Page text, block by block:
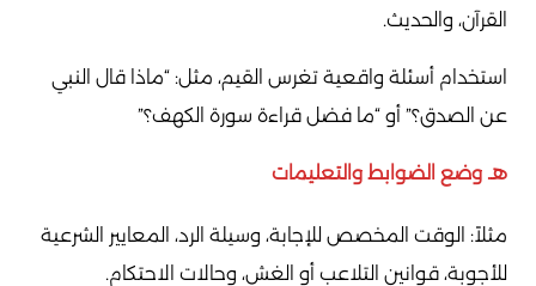
القرآن، والحديث.
استخدام أسئلة واقعية تغرس القيم، مثل: “ماذا قال النبي
عن الصدق؟” أو “ما فضل قراءة سورة الكهف؟”
هـ. وضع الضوابط والتعليمات
مثلاً: الوقت المخصص للإجابة، وسيلة الرد، المعايير الشرعية
للأجوبة، قوانين التلاعب أو الغش، وحالات الاحتكام.